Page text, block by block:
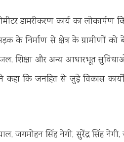
डामरीकरण कार्य का लोकार्पण
के निर्माण से क्षेत्र के ग्रामीणों को
शिक्षा और अन्य आधारभूत
कहा कि जनहित से जुड़े विकास
जगमोहन सिंह नेगी, सुरेंद्र सिंह